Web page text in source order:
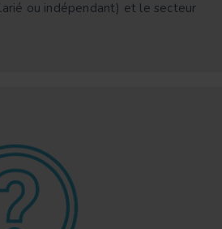
ou indépendant) et le secteur